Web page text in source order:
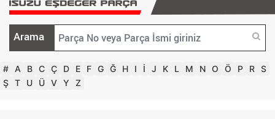
Arama
# A B C Ç D E F G Ğ H I İ J K L M N O Ö P R S
Ş T U Ü V Y Z